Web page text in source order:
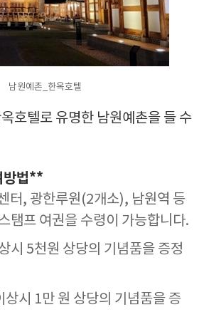
남원예촌_한옥호텔
호텔로 유명한 남원예촌을 들 수
방법**
터, 광한루원(2개소), 남원역 등
탬프 여권을 수령이 가능합니다.
시 5천원 상당의 기념품을 증정
상시 1만 원 상당의 기념품을 증